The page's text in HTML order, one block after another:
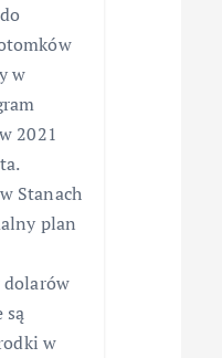
w
2021
Stanach
plan
dolarów
są
w